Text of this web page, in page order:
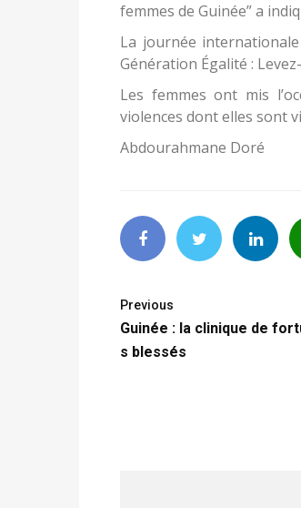
femmes de Guinée” a
La journée
Génération Égalité :
Les femmes ont mis
violences dont elles sont
Abdourahmane Doré
Previous
Guinée : la clinique de
s blessés